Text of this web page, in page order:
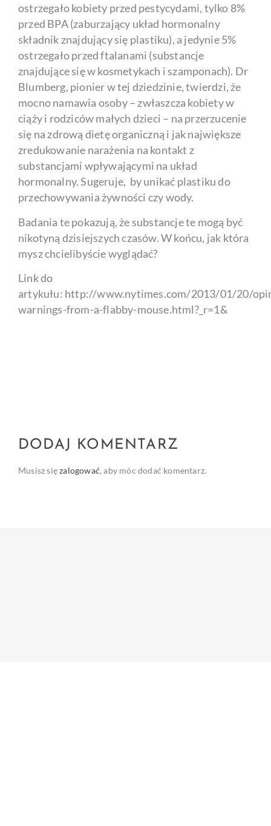
ostrzegało kobiety przed pestycydami, tylko 8%
przed BPA (zaburzający układ hormonalny
składnik znajdujący się plastiku), a jedynie 5%
ostrzegało przed ftalanami (substancje
znajdujące się w kosmetykach i szamponach). Dr
Blumberg, pionier w tej dziedzinie, twierdzi, że
mocno namawia osoby – zwłaszcza kobiety w
ciąży i rodziców małych dzieci – na przerzucenie
się na zdrową dietę organiczną i jak największe
zredukowanie narażenia na kontakt z
substancjami wpływającymi na układ
hormonalny. Sugeruje, by unikać plastiku do
przechowywania żywności czy wody.
Badania te pokazują, że substancje te mogą być
nikotyną dzisiejszych czasów. W końcu, jak która
mysz chcielibyście wyglądać?
Link do
artykułu: http://www.nytimes.com/2013/01/20/
warnings-from-a-flabby-mouse.html?_r=1&
DODAJ KOMENTARZ
Musisz sięzalogować, aby móc dodać komentarz.